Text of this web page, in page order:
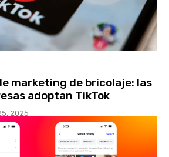
marketing de bricolaje: las
adoptan TikTok
2025